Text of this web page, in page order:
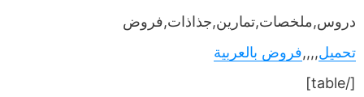
دروس,ملخصات,تمارين,جذاذات,فروض
تحميل,,,,فروض بالعربية
[/table]